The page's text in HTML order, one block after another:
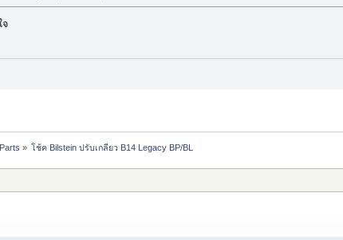
จ
» โช้ค Bilstein ปรับเกลียว B14 Legacy BP/BL